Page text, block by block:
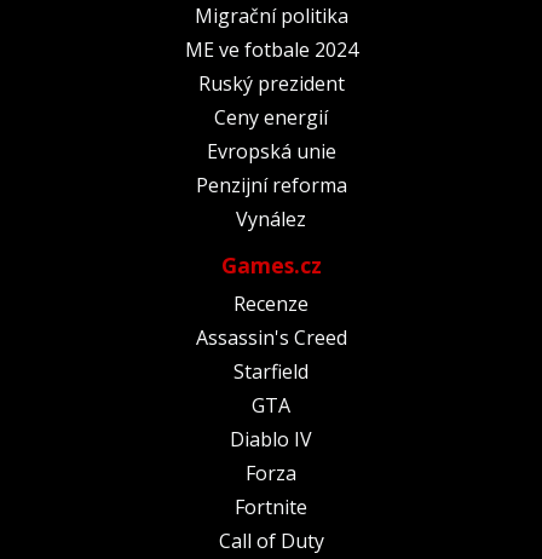
Migrační politika
ME ve fotbale 2024
Ruský prezident
Ceny energií
Evropská unie
Penzijní reforma
Vynález
Games.cz
Recenze
Assassin's Creed
Starfield
GTA
Diablo IV
Forza
Fortnite
Call of Duty